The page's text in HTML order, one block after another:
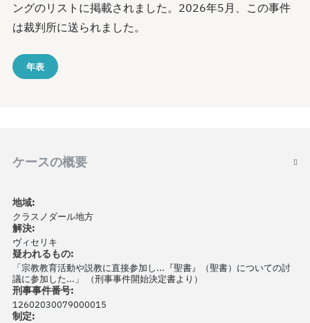
ングのリストに掲載されました。2026年5月、この事件
は裁判所に送られました。
年表
ケースの概要
地域:
クラスノダール地方
解決:
ヴィセリキ
疑われるもの:
「宗教教育活動や説教に直接参加し...『聖書』（聖書）についての討
議に参加した...」 （刑事事件開始決定書より）
刑事事件番号:
12602030079000015
制定: